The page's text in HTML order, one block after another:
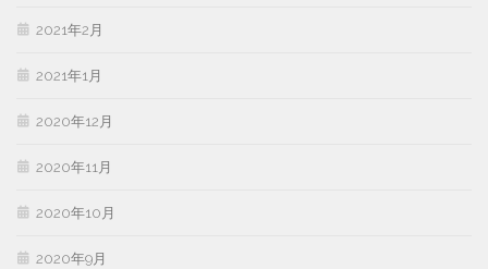
2021年2月
2021年1月
2020年12月
2020年11月
2020年10月
2020年9月